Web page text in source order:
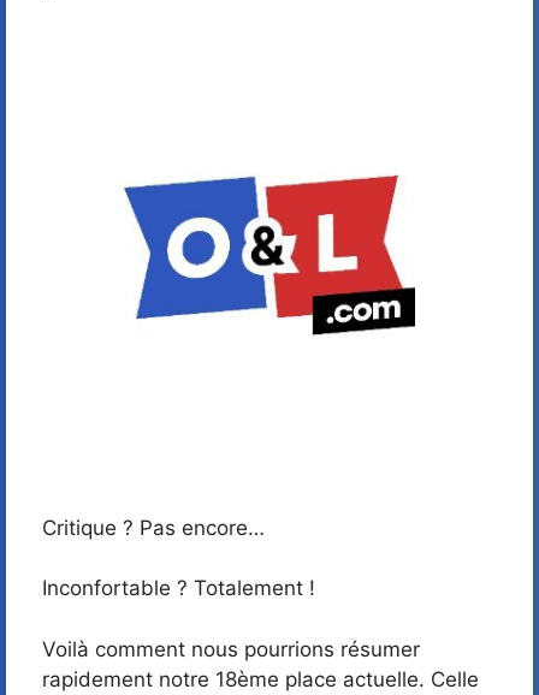
Critique ? Pas encore…
Inconfortable ? Totalement !
Voilà comment nous pourrions résumer
rapidement notre 18ème place actuelle. Celle